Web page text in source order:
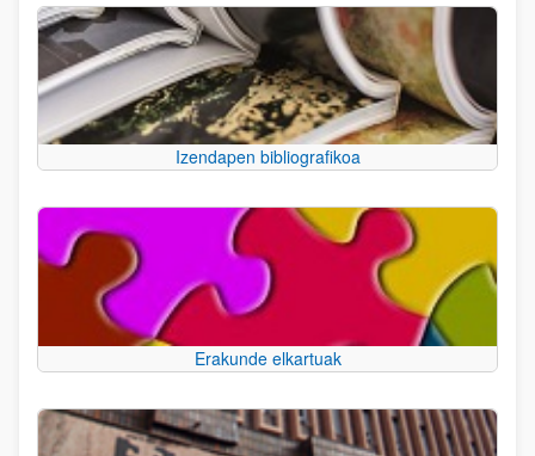
Izendapen bibliografikoa
Erakunde elkartuak